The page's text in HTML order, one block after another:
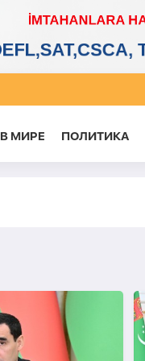
В МИРЕ ПОЛИТИКА